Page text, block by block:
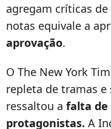
agregam críticas
notas equivale a
aprovação.
O The New York
repleta de tramas
ressaltou a falta de
protagonistas. A